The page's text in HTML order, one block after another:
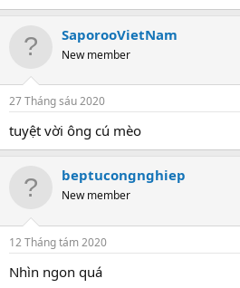
SaporooVietNam
New member
27 Tháng sáu 2020
tuyệt vời ông cú mèo
beptucongnghiep
New member
12 Tháng tám 2020
Nhìn ngon quá